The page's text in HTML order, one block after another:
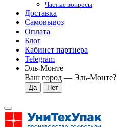
Частые вопросы
Доставка
Самовывоз
Оплата
Блог
Кабинет партнера
Telegram
Эль-Монте
Ваш город — Эль-Монте?